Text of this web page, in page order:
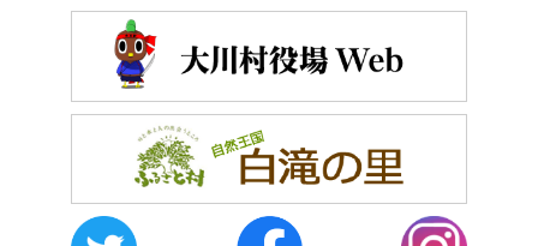
おしらせ
イベントレポート メディア掲載 日々のこと